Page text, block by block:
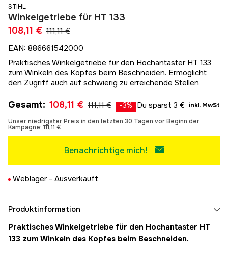
STIHL
Winkelgetriebe für HT 133
108,11 € 111,11 €
EAN: 886661542000
Praktisches Winkelgetriebe für den Hochantaster HT 133
zum Winkeln des Kopfes beim Beschneiden. Ermöglicht
den Zugriff auch auf schwierig zu erreichende Stellen
Gesamt: 108,11 € 111,11 € -3% Du sparst 3 €
inkl. MwSt
Unser niedrigster Preis in den letzten 30 Tagen vor Beginn der
Kampagne: 111,11 €
Benachrichtige mich!
Weblager - Ausverkauft
Produktinformation
Praktisches Winkelgetriebe für den Hochantaster HT
133 zum Winkeln des Kopfes beim Beschneiden.